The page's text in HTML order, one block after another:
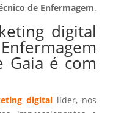
de Enfermagem.
digital
Gaia é com
digital líder, nos